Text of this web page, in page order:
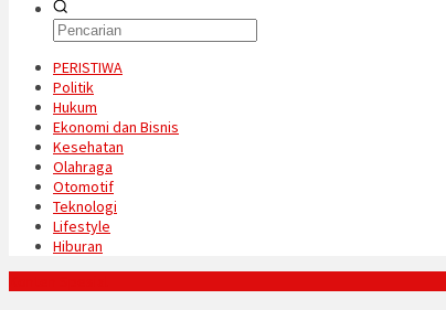
PERISTIWA
Politik
Hukum
Ekonomi dan Bisnis
Kesehatan
Olahraga
Otomotif
Teknologi
Lifestyle
Hiburan